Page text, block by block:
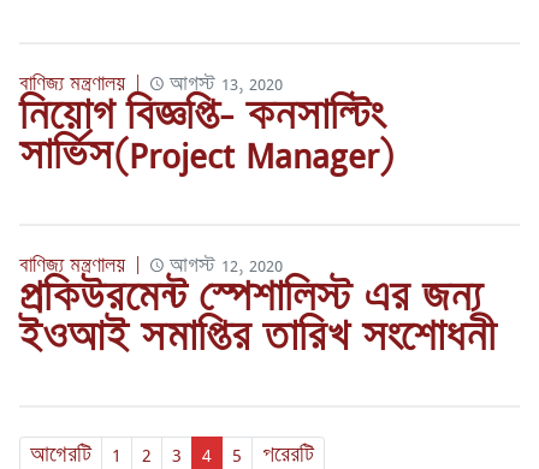
বাণিজ্য মন্ত্রণালয় | আগস্ট 13, 2020
নিয়োগ বিজ্ঞপ্তি- কনসাল্টিং
সার্ভিস(Project Manager)
বাণিজ্য মন্ত্রণালয় আগস্ট 12, 2020
প্রকিউরমেন্ট স্পেশালিস্ট এর জন্য
ইওআই সমাপ্তির তারিখ সংশোধনী
আগেরটি পাতা
1 পাতা
2 পাতা
3 পাতা
4 পাতা
5 পরেরটি